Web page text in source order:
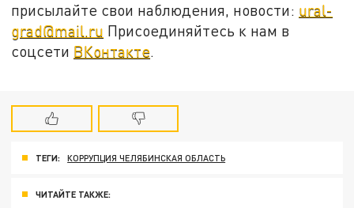
присылайте свои наблюдения, новости: ural-
grad@mail.ru Присоединяйтесь к нам в
соцсети ВКонтакте.
ТЕГИ: КОРРУПЦИЯ ЧЕЛЯБИНСКАЯ ОБЛАСТЬ
ЧИТАЙТЕ ТАКЖЕ: